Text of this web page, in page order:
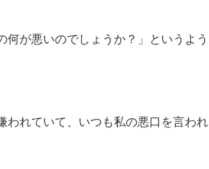
何が悪いのでしょうか？」というよう
われていて、いつも私の悪口を言われ